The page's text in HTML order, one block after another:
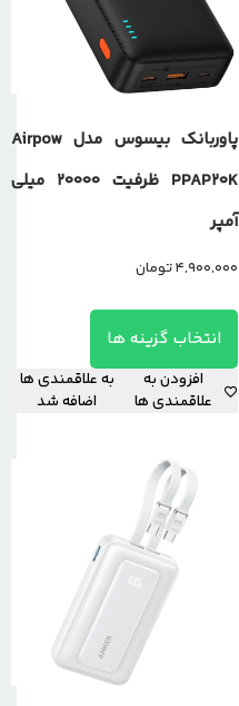
پاوربانک بیسوس مدل Airpow
PPAP20K ظرفیت 20000 میلی
آمپر
4,900,000تومان
انتخاب گزینه ها
افزودن به
علاقمندی ها
به علاقمندی ها
اضافه شد